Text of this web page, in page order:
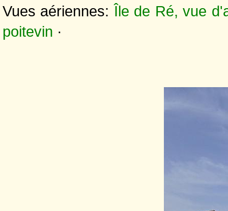
Vues aériennes: Île de Ré, vue
poitevin ·